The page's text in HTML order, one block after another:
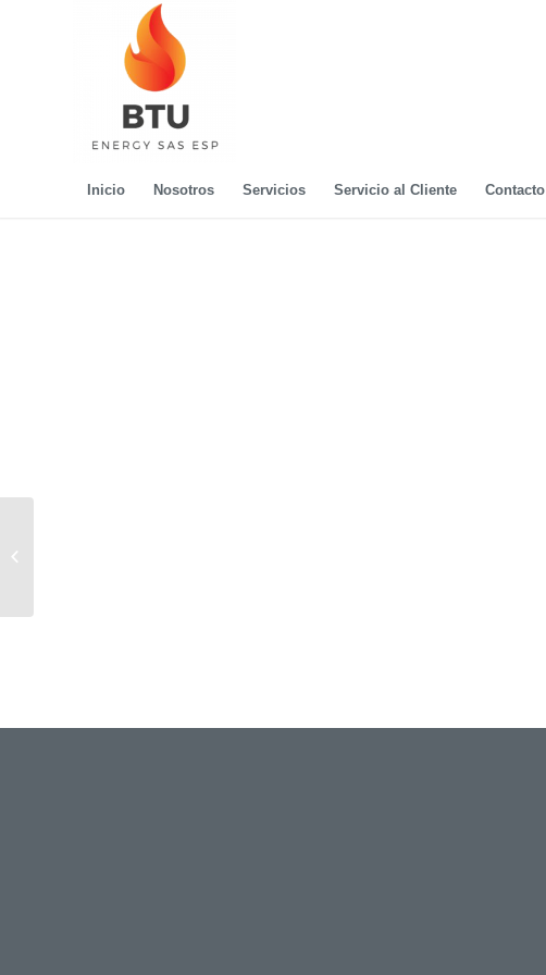
Inicio Nosotros Servicios Servicio al Cliente Contacto